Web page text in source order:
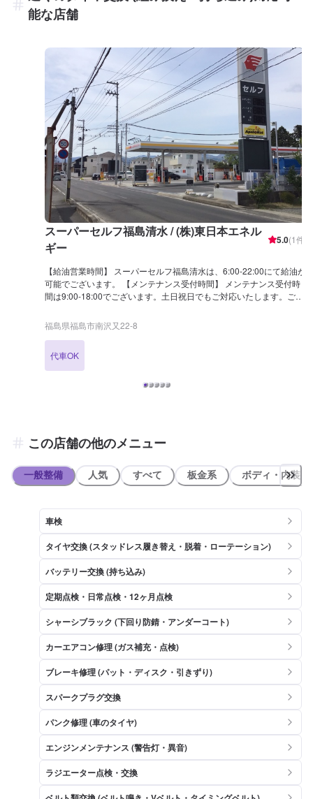
能な店舗
スーパーセルフ福島清水 / (株)東日本エネル
ギー
5.0(1件)
【給油営業時間】 スーパーセルフ福島清水は、6:00-22:00にて給油が
可能でございます。 【メンテナンス受付時間】 メンテナンス受付時
間は9:00-18:00でございます。土日祝日でもご対応いたします。ご予
会員の登録で、BOXティッシュ5箱プレゼント！ 燃料割引の特典付き
です！ 【国家資格保持者が在籍】 当店は3級整備士が1名在籍してい
ス】 バス停「熊の辻」の近くでございます。出光マークが目印でござ
います。
福島県福島市南沢又22-8
代車OK
この店舗の他のメニュー
一般整備 人気 すべて 板金系 ボディ・内装
車検
タイヤ交換 (スタッドレス履き替え・脱着・ローテーション)
バッテリー交換 (持ち込み)
定期点検・日常点検・12ヶ月点検
シャーシブラック (下回り防錆・アンダーコート)
カーエアコン修理 (ガス補充・点検)
ブレーキ修理 (パット・ディスク・引きずり)
スパークプラグ交換
パンク修理 (車のタイヤ)
エンジンメンテナンス (警告灯・異音)
ラジエーター点検・交換